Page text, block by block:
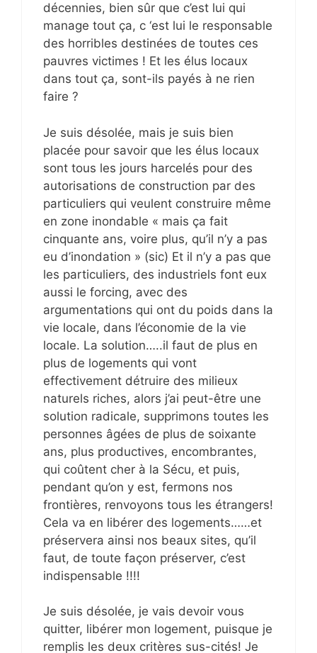
décennies, bien sûr que c’est lui qui
manage tout ça, c ‘est lui le responsable
des horribles destinées de toutes ces
pauvres victimes ! Et les élus locaux
dans tout ça, sont-ils payés à ne rien
faire ?
Je suis désolée, mais je suis bien
placée pour savoir que les élus locaux
sont tous les jours harcelés pour des
autorisations de construction par des
particuliers qui veulent construire même
en zone inondable « mais ça fait
cinquante ans, voire plus, qu’il n’y a pas
eu d’inondation » (sic) Et il n’y a pas que
les particuliers, des industriels font eux
aussi le forcing, avec des
argumentations qui ont du poids dans la
vie locale, dans l’économie de la vie
locale. La solution…..il faut de plus en
plus de logements qui vont
effectivement détruire des milieux
naturels riches, alors j’ai peut-être une
solution radicale, supprimons toutes les
personnes âgées de plus de soixante
ans, plus productives, encombrantes,
qui coûtent cher à la Sécu, et puis,
pendant qu’on y est, fermons nos
frontières, renvoyons tous les étrangers!
Cela va en libérer des logements……et
préservera ainsi nos beaux sites, qu’il
faut, de toute façon préserver, c’est
indispensable !!!!
Je suis désolée, je vais devoir vous
quitter, libérer mon logement, puisque je
remplis les deux critères sus-cités! Je